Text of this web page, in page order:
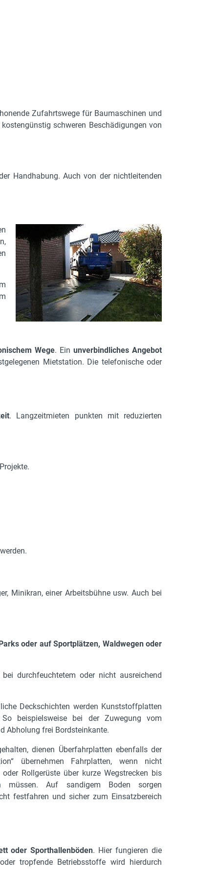
Zufahrtswege für Baumaschinen und
schweren Beschädigungen von
Handhabung. Auch von der nichtleitenden
Wege. Ein unverbindliches Angebot
Mietstation. Die telefonische oder
. Langzeitmieten punkten mit reduzierten
Minikran, einer Arbeitsbühne usw. Auch bei
oder auf Sportplätzen, Waldwegen oder
durchfeuchtetem oder nicht ausreichend
Deckschichten werden Kunststoffplatten
beispielsweise bei der Zuwegung vom
Abholung frei Bordsteinkante.
dienen Überfahrplatten ebenfalls der
übernehmen Fahrplatten, wenn nicht
Rollgerüste über kurze Wegstrecken bis
müssen. Auf sandigem Boden sorgen
festfahren und sicher zum Einsatzbereich
oder Sporthallenböden. Hier fungieren die
tropfende Betriebsstoffe wird hierdurch